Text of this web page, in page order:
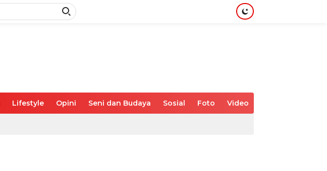
Lifestyle Opini Seni dan Budaya Sosial Foto Video